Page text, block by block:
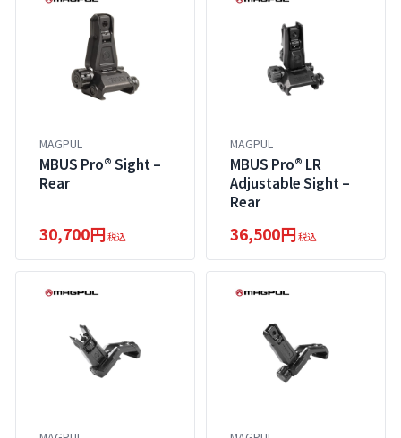
MAGPUL
MBUS Pro® Sight –
Rear
30,700円税込
MAGPUL
MBUS Pro® LR
Adjustable Sight –
Rear
36,500円税込